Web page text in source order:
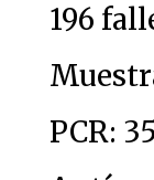
196
PCR: